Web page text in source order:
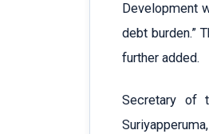
Development
debt burden.”
further added.
Secretary of